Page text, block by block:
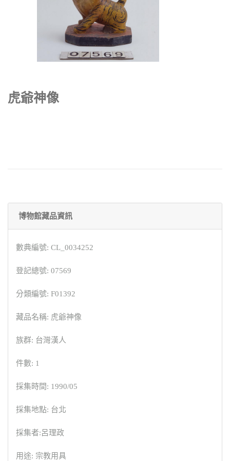
虎爺神像
博物館藏品資訊
數典編號: CL_0034252
登記總號: 07569
分類編號: F01392
藏品名稱: 虎爺神像
族群: 台灣漢人
件數: 1
採集時間: 1990/05
採集地點: 台北
採集者:呂理政
用途: 宗教用具